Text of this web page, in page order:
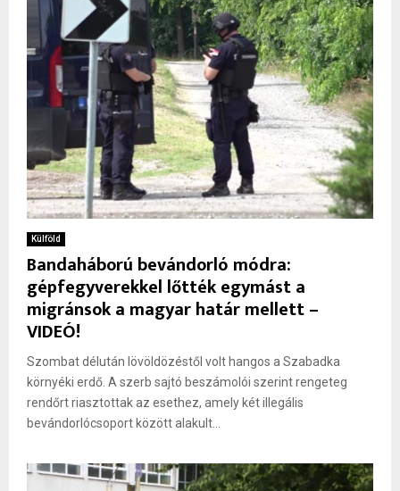
Külföld
Bandaháború bevándorló módra:
gépfegyverekkel lőtték egymást a
migránsok a magyar határ mellett –
VIDEÓ!
Szombat délután lövöldözéstől volt hangos a Szabadka
környéki erdő. A szerb sajtó beszámolói szerint rengeteg
rendőrt riasztottak az esethez, amely két illegális
bevándorlócsoport között alakult...